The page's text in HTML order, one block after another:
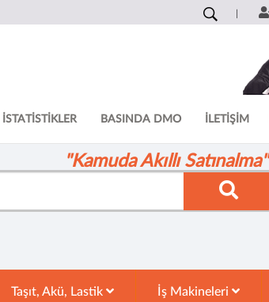
İSTATİSTİKLER BASINDA DMO İLETİŞİM
"Kamuda Akıllı Satınalma"
Taşıt, Akü, Lastik İş Makineleri